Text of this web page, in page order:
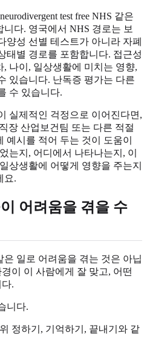
test free NHS 같은
다. 영국에서 NHS 경로는 보
양성 선별 테스트가 아니라 자폐
태별 경로를 포함합니다. 접근성
, 나이, 일상생활에 미치는 영향,
있습니다. 난독증 평가는 다른
수 있습니다.
실제적인 걱정으로 이어진다면,
장 산업보건팀 또는 다른 적절
예시를 적어 두는 것이 도움이
는지, 어디에서 나타나는지, 이
상생활에 어떻게 영향을 주는지
요.
어려움을 겪을 수
일로 어려움을 겪는 것은 아닙
이 이 사람에게 잘 맞고, 어떤
.
니다.
정하기, 기억하기, 끝내기와 같